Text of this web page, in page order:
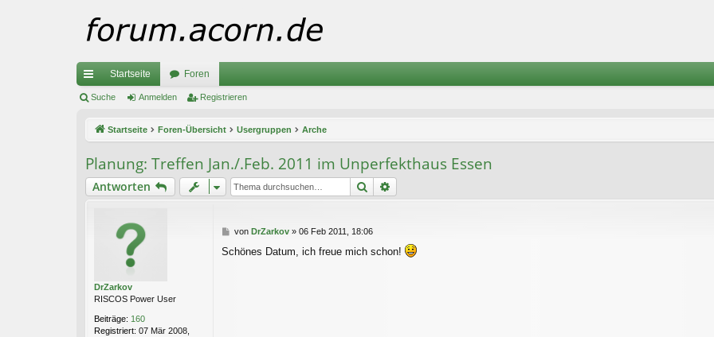
ch
ug
riff
Startseite Foren
Suche Anmelden Registrieren
Startseite Foren-Übersicht Usergruppen Arche
Planung: Treffen Jan./.Feb. 2011 im Unperfekthaus Essen
Antworten Suche
DrZarkov
RISCOS Power User
Beiträge: 160
Registriert: 07 Mär 2008,
B
i
von DrZarkov» 06 Feb 2011, 18:06
Schönes Datum, ich freue mich schon!